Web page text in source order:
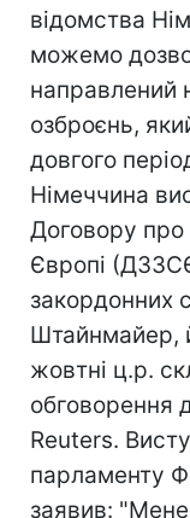
відомства
можемо
направлений
озброєнь,
довгого
Німеччина
Договору про
Європі
закордонних
Штайнмайер,
жовтні ц.р.
обговорення
Reuters.
парламенту
заявив: